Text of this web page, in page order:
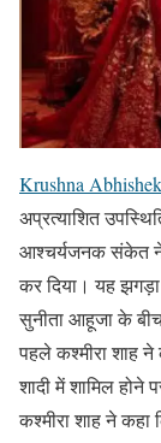
Krushna Abhishek
अप्रत्याशित
आश्चर्यजनक संकेत ने
कर दिया। यह झगड़ा
सुनीता आहूजा के
पहले कश्मीरा शाह
शादी में शामिल होने
कश्मीरा शाह ने